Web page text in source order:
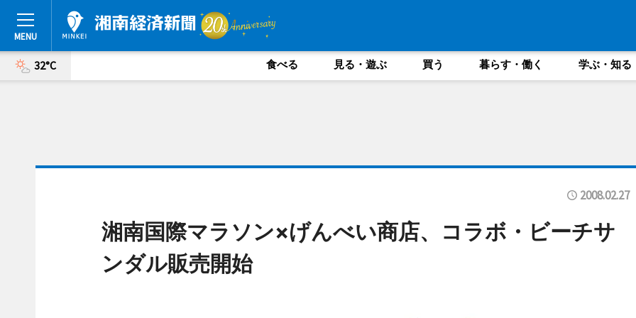
32°C 食べる 見る・遊ぶ 買う 暮らす・働く 学ぶ・知る
2008.02.27
湘南国際マラソン×げんべい商店、コラボ・ビーチサ
ンダル販売開始